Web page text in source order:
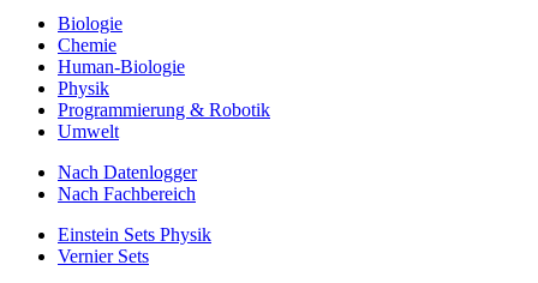
Biologie
Chemie
Human-Biologie
Physik
Programmierung & Robotik
Umwelt
Nach Datenlogger
Nach Fachbereich
Einstein Sets Physik
Vernier Sets